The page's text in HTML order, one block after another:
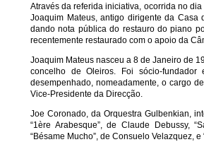
Através da referida iniciativa, ocorrida no
Joaquim Mateus, antigo dirigente da
dando nota pública do restauro do piano
recentemente restaurado com o apoio da
Joaquim Mateus nasceu a 8 de Janeiro de
concelho de Oleiros. Foi sócio-
desempenhado, nomeadamente, o cargo
Vice-Presidente da Direcção.
Joe Coronado, da Orquestra Gulbenkian,
“1ère Arabesque”, de Claude Debussy,
“Bésame Mucho”, de Consuelo Velazquez, e